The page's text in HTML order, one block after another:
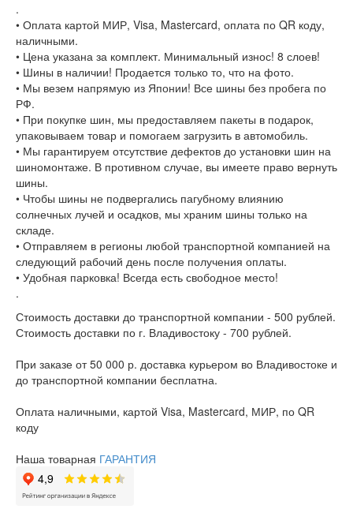
.
• Оплата картой МИР, Visa, Mastercard, оплата по QR коду,
наличными.
• Цена указана за комплект. Минимальный износ! 8 слоев!
• Шины в наличии! Продается только то, что на фото.
• Мы везем напрямую из Японии! Все шины без пробега по
РФ.
• При покупке шин, мы предоставляем пакеты в подарок,
упаковываем товар и помогаем загрузить в автомобиль.
• Мы гарантируем отсутствие дефектов до установки шин на
шиномонтаже. В противном случае, вы имеете право вернуть
шины.
• Чтобы шины не подвергались пагубному влиянию
солнечных лучей и осадков, мы храним шины только на
складе.
• Отправляем в регионы любой транспортной компанией на
следующий рабочий день после получения оплаты.
• Удобная парковка! Всегда есть свободное место!
.
Стоимость доставки до транспортной компании - 500 рублей.
Стоимость доставки по г. Владивостоку - 700 рублей.
При заказе от 50 000 р. доставка курьером во Владивостоке и
до транспортной компании бесплатна.
Оплата наличными, картой Visa, Mastercard, МИР, по QR
коду
Наша товарная ГАРАНТИЯ